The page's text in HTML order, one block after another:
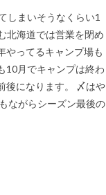
しまいそうなくらい1
北海道では営業を閉め
やってるキャンプ場も
10月でキャンプは終わ
後になります。 〆はや
ながらシーズン最後の